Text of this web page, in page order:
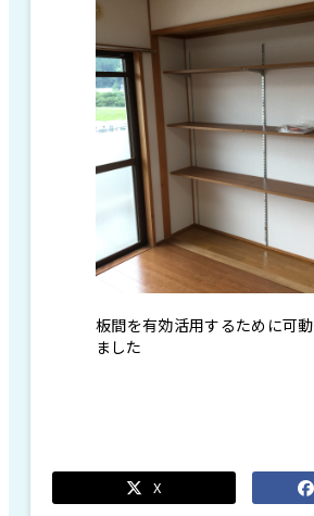
板間を有効活用するために可
ました
X